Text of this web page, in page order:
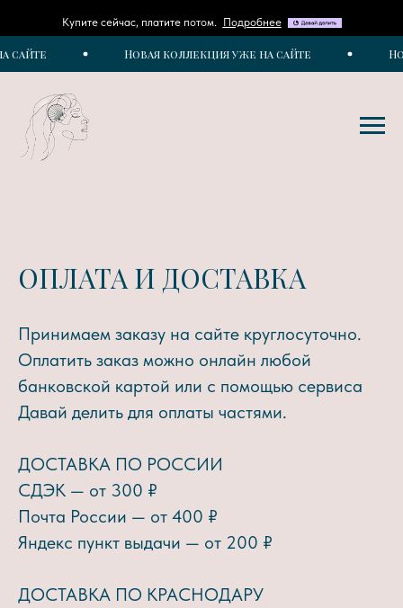
Купите сейчас, платите потом. Подробнее
сайте Новая коллекция уже на сайте
ОПЛАТА И ДОСТАВКА
Принимаем заказу на сайте круглосуточно.
Оплатить заказ можно онлайн любой
банковской картой или с помощью сервиса
Давай делить для оплаты частями.
ДОСТАВКА ПО РОССИИ
СДЭК — от 300 ₽
Почта России — от 400 ₽
Яндекс пункт выдачи — от 200 ₽
ДОСТАВКА ПО КРАСНОДАРУ